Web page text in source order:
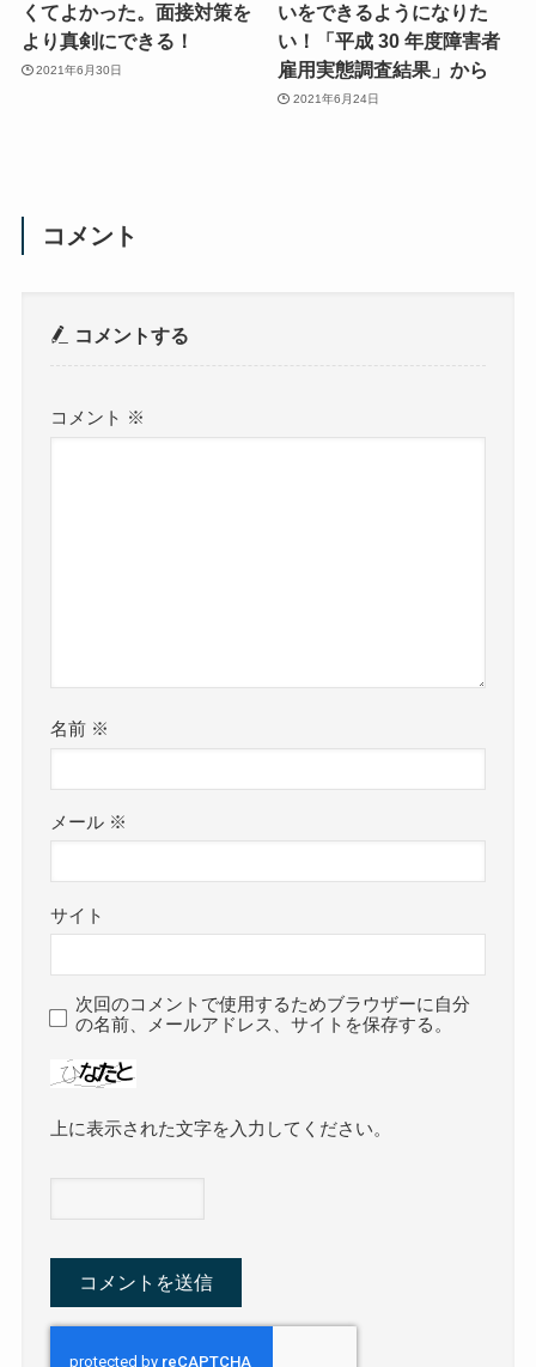
くてよかった。面接対策を
より真剣にできる！
2021年6月30日
いをできるようになりた
い！「平成 30 年度障害者
雇用実態調査結果」から
2021年6月24日
コメント
コメントする
コメント ※
名前 ※
メール ※
サイト
次回のコメントで使用するためブラウザーに自分
の名前、メールアドレス、サイトを保存する。
上に表示された文字を入力してください。